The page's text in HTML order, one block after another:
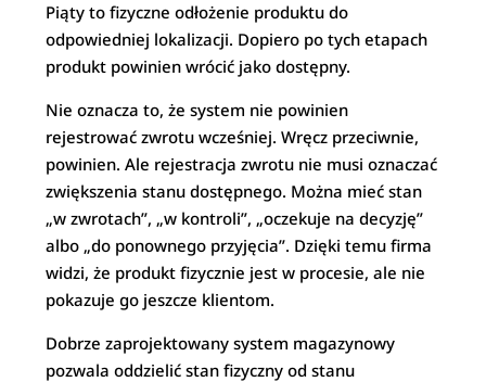
Piąty to fizyczne odłożenie produktu do
odpowiedniej lokalizacji. Dopiero po tych etapach
produkt powinien wrócić jako dostępny.
Nie oznacza to, że system nie powinien
rejestrować zwrotu wcześniej. Wręcz przeciwnie,
powinien. Ale rejestracja zwrotu nie musi oznaczać
zwiększenia stanu dostępnego. Można mieć stan
„w zwrotach”, „w kontroli”, „oczekuje na decyzję”
albo „do ponownego przyjęcia”. Dzięki temu firma
widzi, że produkt fizycznie jest w procesie, ale nie
pokazuje go jeszcze klientom.
Dobrze zaprojektowany system magazynowy
pozwala oddzielić stan fizyczny od stanu